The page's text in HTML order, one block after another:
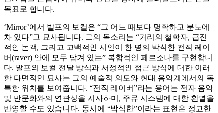
목표로 합니다.
‘Mirror’에서 발프의 보컬은 “그 어느 때보다 명확하고 분노에
차 있다”고 묘사됩니다. 그의 목소리는 “거리의 철학자, 급진
적인 논객, 그리고 고백적인 시인이 한 명의 박식한 전직 레이
버(raver) 안에 모두 담겨 있는” 복합적인 페르소나를 구현합니
다. 발프의 보컬 전달 방식과 서정적인 접근 방식에 대한 이러
한 다면적인 묘사는 그의 예술적 의도와 현대 음악계에서의 독
특한 위치를 보여줍니다. “전직 레이버”라는 용어는 전자 음악
및 반문화와의 연관성을 시사하며, 주류 시스템에 대한 환멸을
반영할 수도 있습니다. 동시에 “박식한”이라는 표현은 정교한